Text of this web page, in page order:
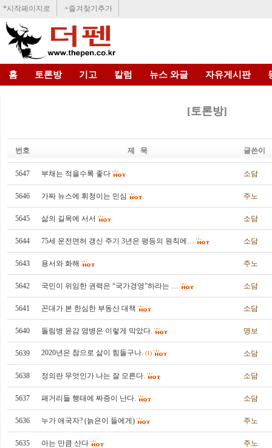
*시작페이지로 +즐겨찾기추가
홈 토론방 기고 칼럼 뉴스 와글 자유게시판
[토론방]
번호 제 목 글쓴이
5647 부채는 적을수록 좋다 소담
5646 가짜 뉴스에 휘청이는 민심 주노
5645 삶의 길목에 서서 소담
5644 75세 운전면허 갱신 주기 3년은 평등의 원칙에… 소담
5643 용서와 화해 주노
5642 국민이 위임한 권력은 “국가경영”하라는 … 소담
5641 꼰대가 본 한심한 부동산 대책 소담
5640 돌림병 윤감 염병은 이렇게 막았다. 명보
5639 2020년은 참으로 삶이 힘들구나. (1) 소담
5638 정의란 무엇인가 나는 잘 모른다. 소담
5637 패거리들 행태에 짜증이 난다. 소담
5636 누가 애국자? (늙은이 들에게) 주노
5635 아는 만큼 산다 주노